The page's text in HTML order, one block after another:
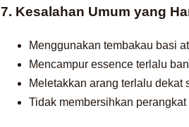
7. Kesalahan Umum yang
Menggunakan tembakau basi
Mencampur essence terlalu
Meletakkan arang terlalu dekat
Tidak membersihkan